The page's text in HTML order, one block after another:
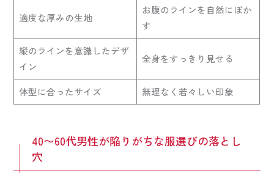
適度な厚みの生地
お腹のラインを自然にぼか
す
縦のラインを意識したデザ
イン
全身をすっきり見せる
体型に合ったサイズ 無理なく若々しい印象
40〜60代男性が陥りがちな服選びの落とし
穴